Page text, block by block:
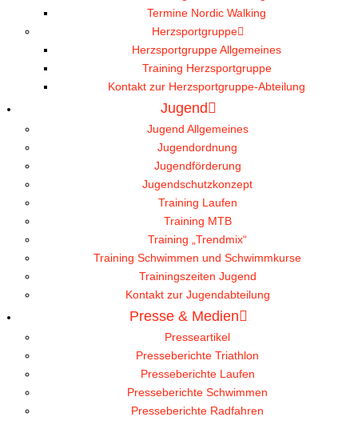
Termine Nordic Walking
Herzsportgruppe
Herzsportgruppe Allgemeines
Training Herzsportgruppe
Kontakt zur Herzsportgruppe-Abteilung
Jugend
Jugend Allgemeines
Jugendordnung
Jugendförderung
Jugendschutzkonzept
Training Laufen
Training MTB
Training „Trendmix“
Training Schwimmen und Schwimmkurse
Trainingszeiten Jugend
Kontakt zur Jugendabteilung
Presse & Medien
Presseartikel
Presseberichte Triathlon
Presseberichte Laufen
Presseberichte Schwimmen
Presseberichte Radfahren